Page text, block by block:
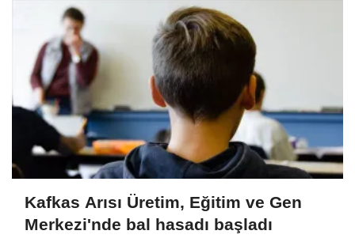
Kafkas Arısı Üretim, Eğitim ve Gen
Merkezi'nde bal hasadı başladı